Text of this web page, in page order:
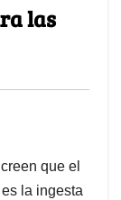
las
que el
la ingesta